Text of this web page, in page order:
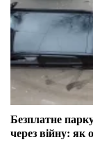
Безплатне
через війну: як